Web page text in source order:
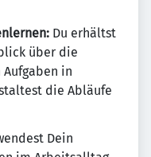
Du erhältst
über die
in
die Abläufe
Dein